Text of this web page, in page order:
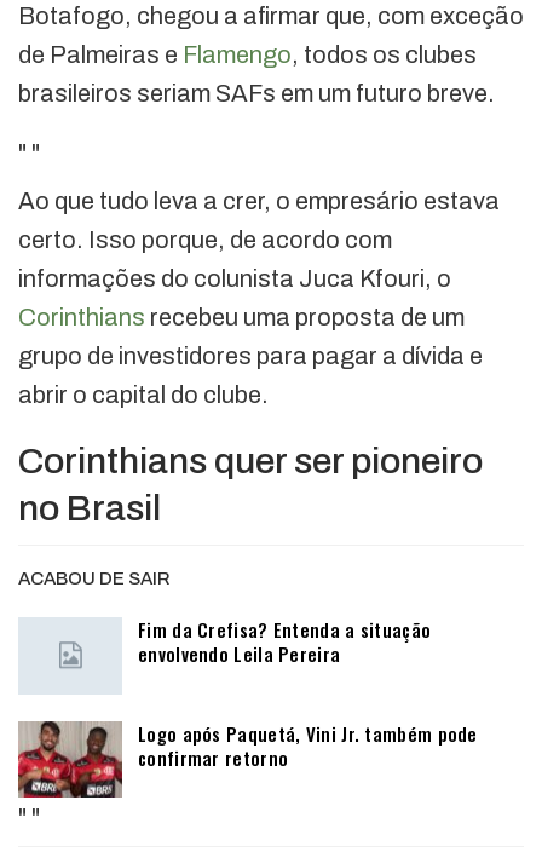
Botafogo, chegou a afirmar que, com exceção
de Palmeiras e Flamengo, todos os clubes
brasileiros seriam SAFs em um futuro breve.
" "
Ao que tudo leva a crer, o empresário estava
certo. Isso porque, de acordo com
informações do colunista Juca Kfouri, o
Corinthians recebeu uma proposta de um
grupo de investidores para pagar a dívida e
abrir o capital do clube.
Corinthians quer ser pioneiro
no Brasil
ACABOU DE SAIR
Fim da Crefisa? Entenda a situação
envolvendo Leila Pereira
Logo após Paquetá, Vini Jr. também pode
confirmar retorno
" "